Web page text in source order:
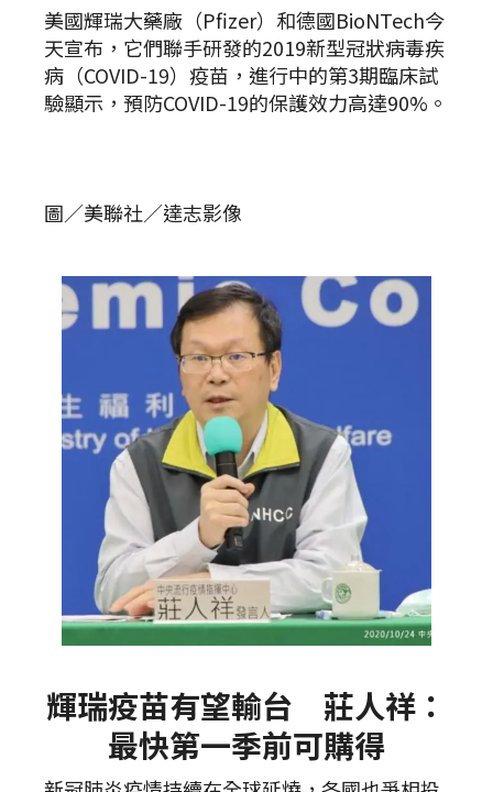
美國輝瑞大藥廠（Pfizer）和德國BioNTech今
天宣布，它們聯手研發的2019新型冠狀病毒疾
病（COVID-19）疫苗，進行中的第3期臨床試
驗顯示，預防COVID-19的保護效力高達90%。
圖／美聯社／達志影像
輝瑞疫苗有望輸台 莊人祥：
最快第一季前可購得